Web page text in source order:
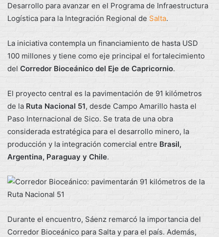
Desarrollo para avanzar en el Programa de Infraestructura
Logística para la Integración Regional de Salta.
La iniciativa contempla un financiamiento de hasta USD
100 millones y tiene como eje principal el fortalecimiento
del Corredor Bioceánico del Eje de Capricornio.
El proyecto central es la pavimentación de 91 kilómetros
de la Ruta Nacional 51, desde Campo Amarillo hasta el
Paso Internacional de Sico. Se trata de una obra
considerada estratégica para el desarrollo minero, la
producción y la integración comercial entre Brasil,
Argentina, Paraguay y Chile.
Durante el encuentro, Sáenz remarcó la importancia del
Corredor Bioceánico para Salta y para el país. Además,